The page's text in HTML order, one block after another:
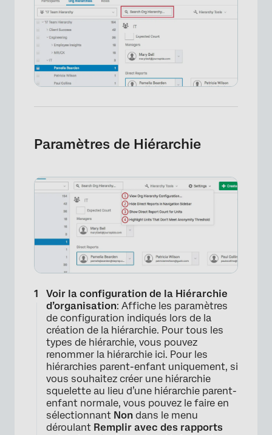
Paramètres de Hiérarchie
Voir la configuration de la Hiérarchie
d’organisation: Affiche les paramètres
de configuration indiqués lors de la
création de la hiérarchie. Pour tous les
types de hiérarchie, vous pouvez
renommer la hiérarchie ici. Pour les
hiérarchies parent-enfant uniquement, si
vous souhaitez créer une hiérarchie
squelette au lieu d’une hiérarchie parent-
enfant normale, vous pouvez le faire en
sélectionnant Non dans le menu
déroulant Remplir avec des rapports